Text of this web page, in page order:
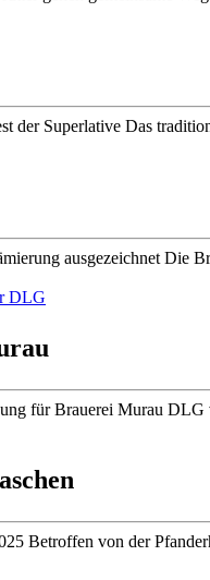
der Superlative Das
ausgezeichnet Die
für Brauerei Murau
Betroffen von der